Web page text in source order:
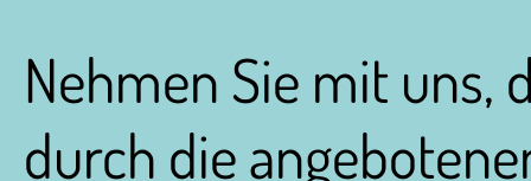
Nehmen Sie mit uns,
durch die